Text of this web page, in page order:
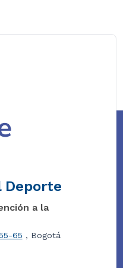
Deporte
a la
65 , Bogotá